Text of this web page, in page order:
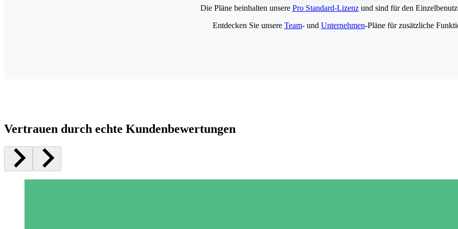
Die Pläne beinhalten unsere Pro Standard-Lizenzund sind für den
Entdecken Sie unsere Team- und Unternehmen-Pläne für zusätzliche
Vertrauen durch echte Kundenbewertungen